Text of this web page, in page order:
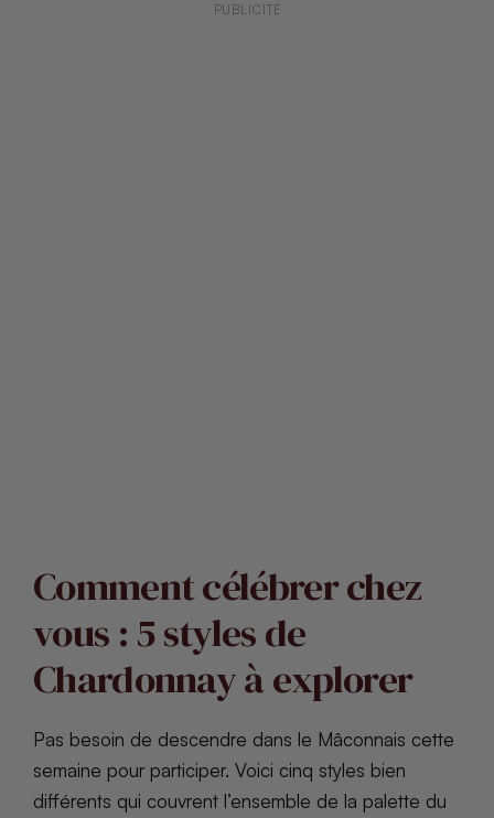
PUBLICITÉ
Comment célébrer chez
vous : 5 styles de
Chardonnay à explorer
Pas besoin de descendre dans le Mâconnais cette
semaine pour participer. Voici cinq styles bien
différents qui couvrent l’ensemble de la palette du